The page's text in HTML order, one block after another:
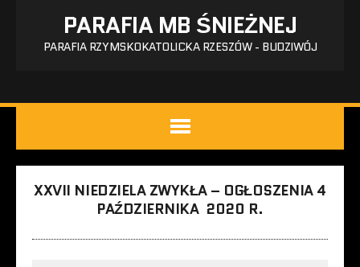
PARAFIA MB ŚNIEŻNEJ
PARAFIA RZYMSKOKATOLICKA RZESZÓW - BUDZIWÓJ
XXVII NIEDZIELA ZWYKŁA – OGŁOSZENIA 4
PAŹDZIERNIKA 2020 R.